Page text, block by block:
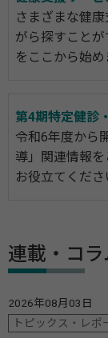
さまざまな健
がら探すこと
をここから始め
第4期特定健診
令和6年度から
導」関連情報
お役立てくださ
連載・コラ
2026年08月03日
トピックス・レポ